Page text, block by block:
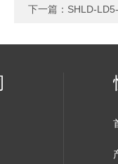
下一篇： SHLD-